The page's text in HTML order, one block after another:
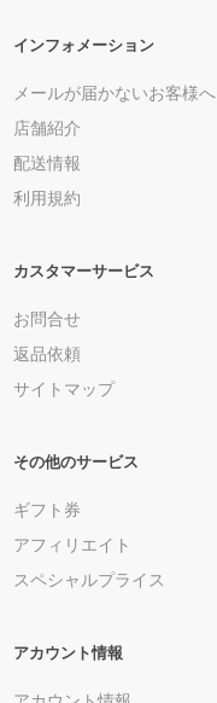
インフォメーション
メールが届かないお客様へ
店舗紹介
配送情報
利用規約
カスタマーサービス
お問合せ
返品依頼
サイトマップ
その他のサービス
ギフト券
アフィリエイト
スペシャルプライス
アカウント情報